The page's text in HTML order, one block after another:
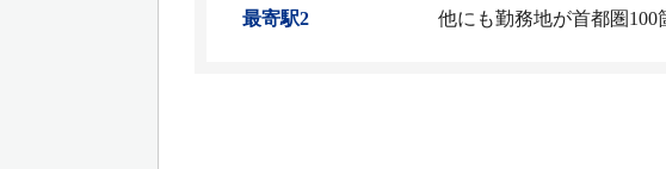
最寄駅2
他にも勤務地が首都圏100